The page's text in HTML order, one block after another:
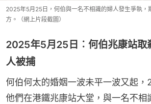
2025年5月25日，何伯與一名不相識的婦人發生爭執，
方。（網上片段截圖）
2025年5月25日︰何伯兆康站取
人被捕
何伯何太的婚姻一波未平一波又起
他們在港鐵兆康站大堂，與一名不相